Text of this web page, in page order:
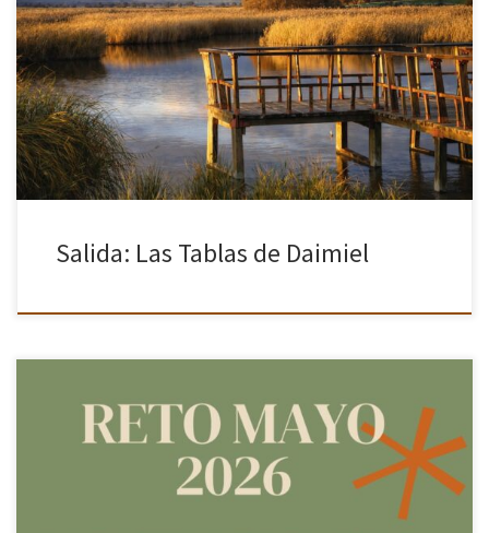
La asociación Cámara en Mano organiza una nueva actividad
pensada para los amantes de la naturaleza y la fotografía de aves.
El próximo martes 5 de mayo visitaremos el Parque […]
Salida: Las Tablas de Daimiel
Una vez cerrado el reto extraordinario, continuamos con nuestros
retos mensuales. Esta vez te proponemos el reto «la parte por el